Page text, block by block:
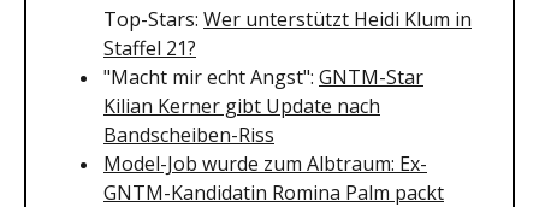
Top-Stars: Wer unterstützt Heidi Klum in
Staffel 21?
"Macht mir echt Angst": GNTM-Star
Kilian Kerner gibt Update nach
Bandscheiben-Riss
Model-Job wurde zum Albtraum: Ex-
GNTM-Kandidatin Romina Palm packt